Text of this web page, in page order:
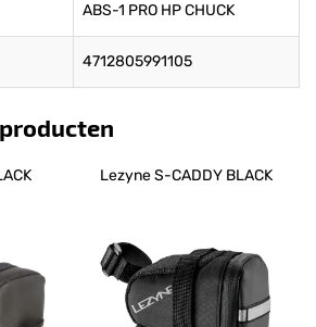
ABS-1 PRO HP CHUCK
4712805991105
Lezyne S-CADDY BLACK